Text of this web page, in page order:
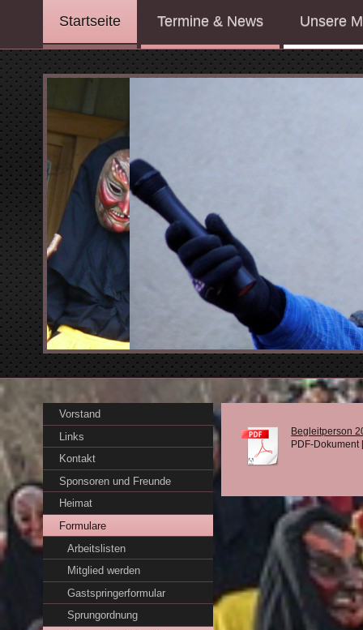
Startseite Termine & News Unsere
Vorstand
Links
Kontakt
Sponsoren und Freunde
Heimat
Formulare
Arbeitslisten
Mitglied werden
Gastspringerformular
Sprungordnung
Begleitperson
PDF-Dokument